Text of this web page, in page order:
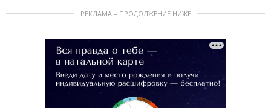
РЕКЛАМА – ПРОДОЛЖЕНИЕ НИЖЕ